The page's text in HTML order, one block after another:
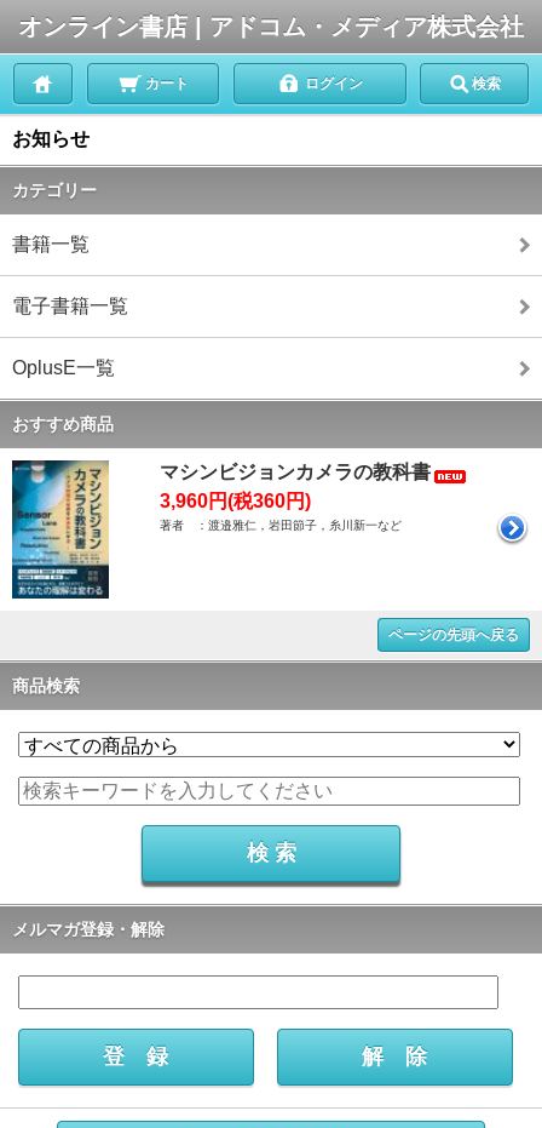
オンライン書店 | アドコム・メディア株式会社
カート ログイン 検索
お知らせ
カテゴリー
書籍一覧
電子書籍一覧
OplusE一覧
おすすめ商品
マシンビジョンカメラの教科書
3,960円(税360円)
著者 ：渡邉雅仁，岩田節子，糸川新一など
ページの先頭へ戻る
商品検索
メルマガ登録・解除